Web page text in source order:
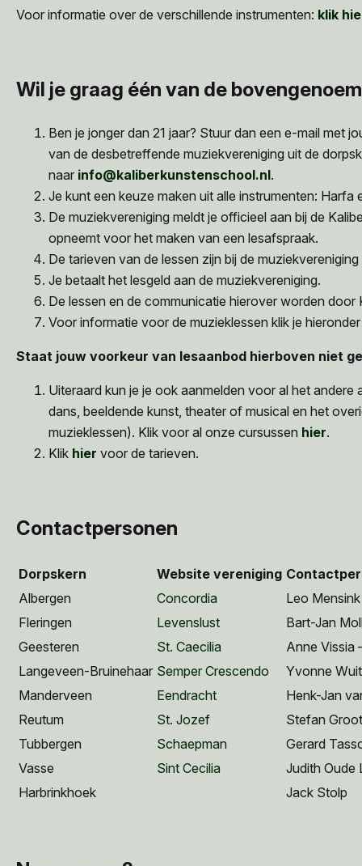
Voor informatie over de verschillende instrumenten: klik
Wil je graag één van de
Ben je jonger dan 21 jaar? Stuur dan een e-mail met
van de desbetreffende muziekvereniging uit de
naar info@kaliberkunstenschool.nl.
Je kunt een keuze maken uit alle instrumenten: Harfa
De muziekvereniging meldt je officieel aan bij de
opneemt voor het maken van een lesafspraak.
De tarieven van de lessen zijn bij de
Je betaalt het lesgeld aan de muziekvereniging.
De lessen en de communicatie hierover worden door
Voor informatie voor de muzieklessen klik je
Staat jouw voorkeur van lesaanbod hierboven niet
Uiteraard kun je je ook aanmelden voor al het
dans, beeldende kunst, theater of musical en het
muzieklessen). Klik voor al onze cursussen hier.
Klik hier voor de tarieven.
Contactpersonen
Dorpskern Website vereniging
Albergen
Concordia
Leo Mensink
Fleringen
Levenslust
Bart-Jan
Geesteren
St. Caecilia
Anne Vissia
Langeveen-Bruinehaar Semper Crescendo
Yvonne
Manderveen
Eendracht
Henk-Jan
Reutum
St. Jozef
Stefan
Tubbergen
Schaepman
Gerard
Vasse
Sint Cecilia
Judith Oude
Harbrinkhoek
Jack Stolp